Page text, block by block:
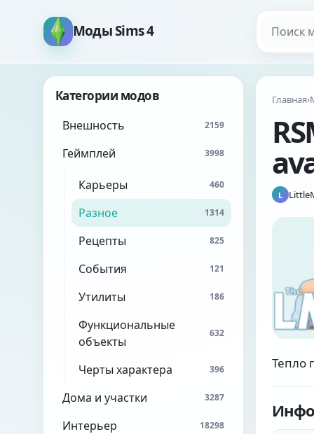
Моды Sims 4
Категории модов
Внешность 2159
Геймплей 3998
Карьеры 460
Разное 1314
Рецепты 825
События 121
Утилиты 186
Функциональные
объекты
632
Черты характера 396
Дома и участки 3287
Интерьер 18298
Главная›
L
Тепло